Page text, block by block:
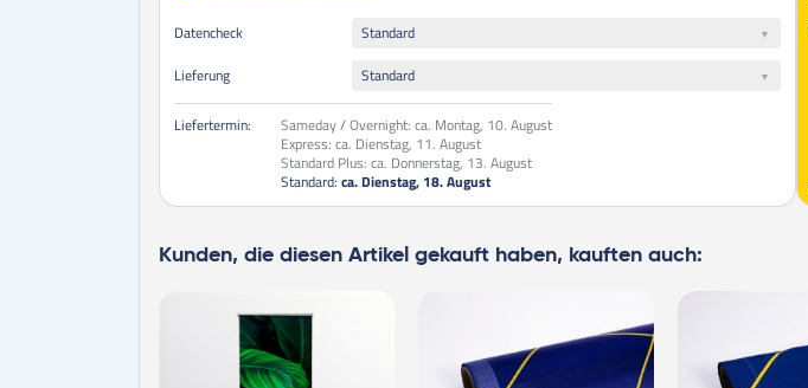
Datencheck
Standard
Lieferung
Standard
Liefertermin: Sameday / Overnight: ca. Montag, 10. August
Express: ca. Dienstag, 11. August
Standard Plus: ca. Donnerstag, 13. August
Standard: ca. Dienstag, 18. August
Kunden, die diesen Artikel gekauft haben, kauften auch: